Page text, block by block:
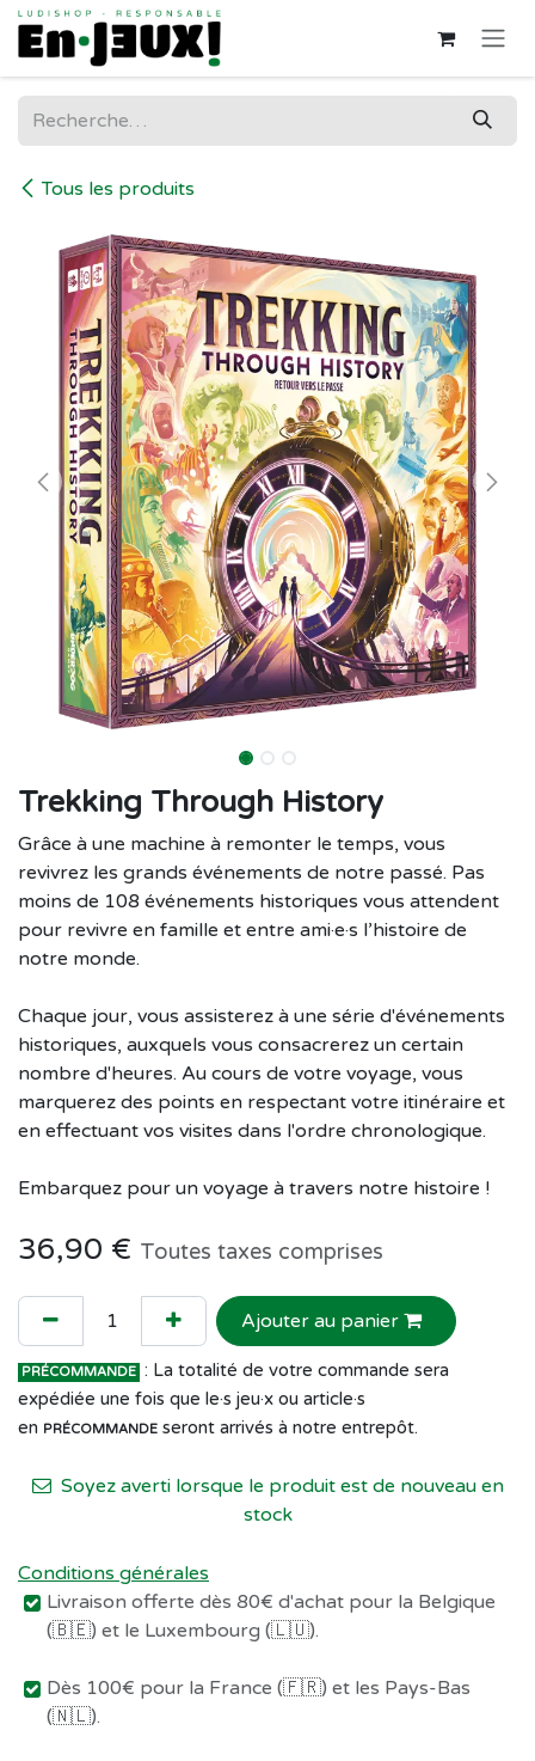
Se rendre au contenu
Tous les produits
Trekking Through History
Grâce à une machine à remonter le temps, vous
revivrez les grands événements de notre passé. Pas
moins de 108 événements historiques vous attendent
pour revivre en famille et entre ami·e·s l’histoire de
notre monde.
Chaque jour, vous assisterez à une série d'événements
historiques, auxquels vous consacrerez un certain
nombre d'heures. Au cours de votre voyage, vous
marquerez des points en respectant votre itinéraire et
en effectuant vos visites dans l'ordre chronologique.
Embarquez pour un voyage à travers notre histoire !
36,90 € Toutes taxes comprises
Ajouter au panier
PRÉCOMMANDE : La totalité de votre commande sera
expédiée une fois que le·s jeu·x ou article·s
en PRÉCOMMANDE seront arrivés à notre entrepôt.
Soyez averti lorsque le produit est de nouveau en
stock
Conditions générales
Livraison offerte dès 80€ d'achat pour la Belgique
(🇧🇪) et le Luxembourg (🇱🇺).
Dès 100€ pour la France (🇫🇷) et les Pays-Bas
(🇳🇱).